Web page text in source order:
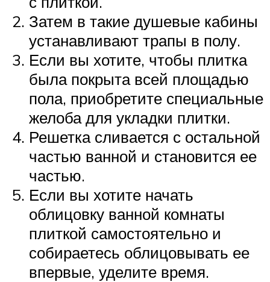
Затем в такие душевые кабины
устанавливают трапы в полу.
Если вы хотите, чтобы плитка
была покрыта всей площадью
пола, приобретите специальные
желоба для укладки плитки.
Решетка сливается с остальной
частью ванной и становится ее
частью.
Если вы хотите начать
облицовку ванной комнаты
плиткой самостоятельно и
собираетесь облицовывать ее
впервые, уделите время.